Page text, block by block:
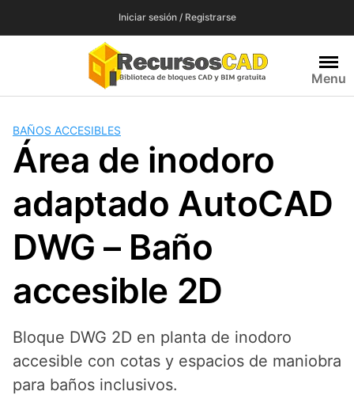
Iniciar sesión / Registrarse
Menu
BAÑOS ACCESIBLES
Área de inodoro
adaptado AutoCAD
DWG – Baño
accesible 2D
Bloque DWG 2D en planta de inodoro
accesible con cotas y espacios de maniobra
para baños inclusivos.